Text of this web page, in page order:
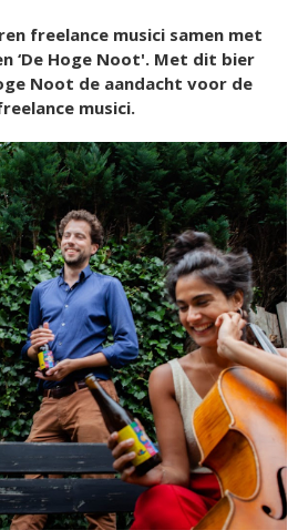
freelance musici samen met
‘De Hoge Noot'. Met dit bier
Noot de aandacht voor de
musici.